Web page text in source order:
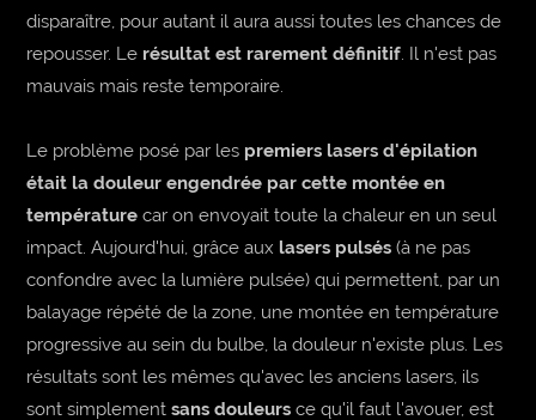
disparaître, pour autant il aura aussi toutes les chances de
repousser. Le résultat est rarement définitif . Il n'est pas
mauvais mais reste temporaire.
Le problème posé par les premiers lasers d'épilation
était la douleur engendrée par cette montée en
température car on envoyait toute la chaleur en un seul
impact. Aujourd'hui, grâce aux lasers pulsés (à ne pas
confondre avec la lumière pulsée) qui permettent, par un
balayage répété de la zone, une montée en température
progressive au sein du bulbe, la douleur n'existe plus. Les
résultats sont les mêmes qu'avec les anciens lasers, ils
sont simplementsans douleurs ce qu'il faut l'avouer, est